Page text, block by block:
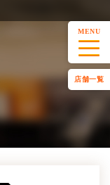
MENU
店舗一覧